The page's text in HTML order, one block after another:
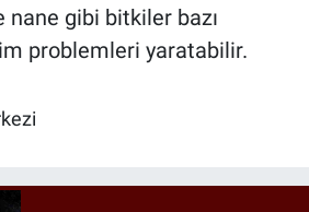
nane gibi bitkiler bazı
problemleri yaratabilir.